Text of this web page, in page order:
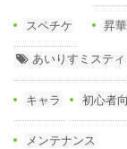
スペチケ 昇華
あいりすミスティ
キャラ 初心者
メンテナンス